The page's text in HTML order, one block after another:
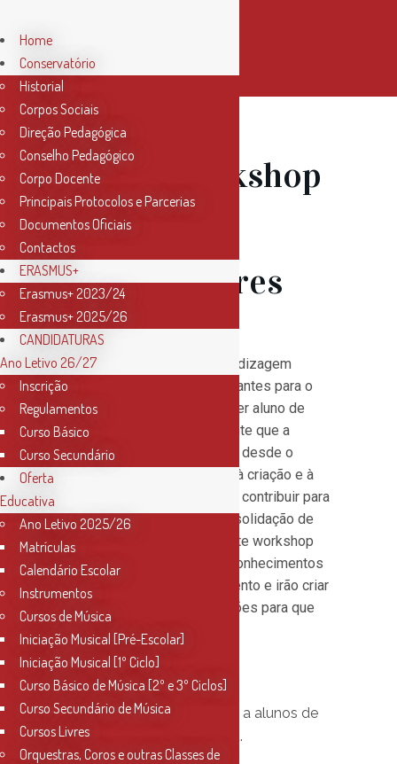
23 Jul
Workshop
Pequenos
Compositores
Os primeiros anos de aprendizagem
musical são os mais importantes para o
desenvolvimento de qualquer aluno de
música. Como tal é importante que a
criatividade esteja presente desde o
início, não só por incentivar à criação e à
liberdade mas também para contribuir para
uma maior motivação e consolidação de
alguns conhecimentos. Neste workshop
os alunos irão agarrar nos conhecimentos
que adquiriram até ao momento e irão criar
as suas próprias composições para que
depois as possam tocar.
Esta actividade destina-se a alunos de
iniciação 3 e 4, 1º e 2º grau.
Home
Conservatório
Historial
Corpos Sociais
Direção Pedagógica
Conselho Pedagógico
Corpo Docente
Principais Protocolos e Parcerias
Documentos Oficiais
Contactos
ERASMUS+
Erasmus+ 2023/24
Erasmus+ 2025/26
CANDIDATURAS
Ano Letivo 26/27
Inscrição
Regulamentos
Curso Básico
Curso Secundário
Oferta
Educativa
Ano Letivo 2025/26
Matrículas
Calendário Escolar
Instrumentos
Cursos de Música
Iniciação Musical [Pré-Escolar]
Iniciação Musical [1º Ciclo]
Curso Básico de Música [2º e 3º Ciclos]
Curso Secundário de Música
Cursos Livres
Orquestras, Coros e outras Classes de